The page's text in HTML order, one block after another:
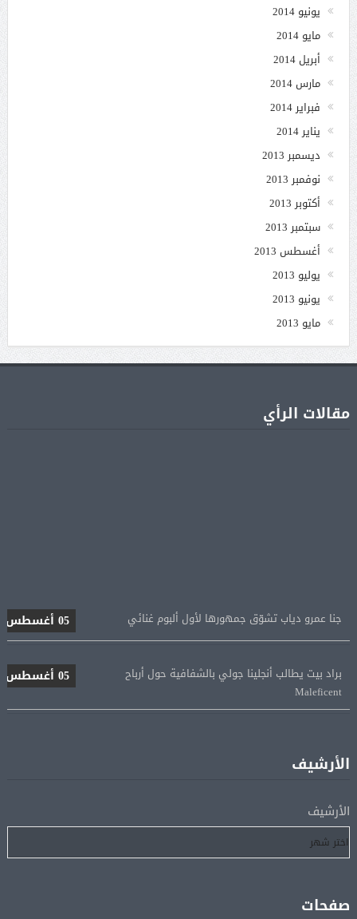
يونيو 2014
مايو 2014
أبريل 2014
مارس 2014
فبراير 2014
يناير 2014
ديسمبر 2013
نوفمبر 2013
أكتوبر 2013
سبتمبر 2013
أغسطس 2013
يوليو 2013
يونيو 2013
مايو 2013
مقالات الرأي
Maleficent
لإتمام انتقاله إلى طرابزون سبور
05 أغسطس
رسميًا.. انطلاق الدورى الممتاز 21 أغسطس.. وقمة الزمالك
الأرشيف
الأرشيف
صفحات